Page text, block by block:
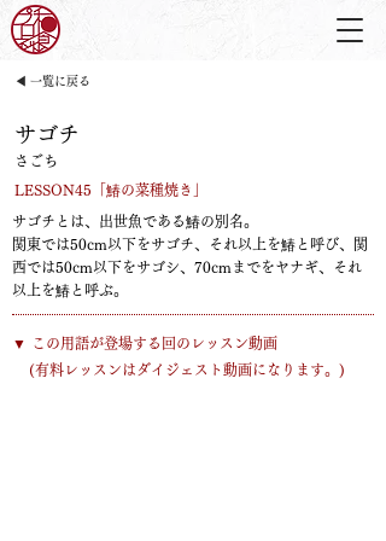
◀ 一覧に戻る
サゴチ
さごち
LESSON45「鰆の菜種焼き」
サゴチとは、出世魚である鰆の別名。
関東では50cm以下をサゴチ、それ以上を鰆と呼び、関
西では50cm以下をサゴシ、70cmまでをヤナギ、それ
以上を鰆と呼ぶ。
​▼ この用語が登場する回のレッスン動画
​(有料レッスンはダイジェスト動画になります。)